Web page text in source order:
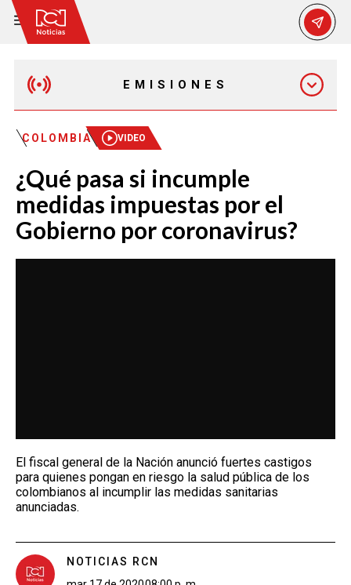
EMISIONES
MAÑANA EXPRESS
EMISIÓN 12:30 PM
EMISIÓN 7:00 PM
COLOMBIA VIDEO
¿Qué pasa si incumple
medidas impuestas por el
Gobierno por coronavirus?
El fiscal general de la Nación anunció fuertes castigos
para quienes pongan en riesgo la salud pública de los
colombianos al incumplir las medidas sanitarias
anunciadas.
NOTICIAS RCN